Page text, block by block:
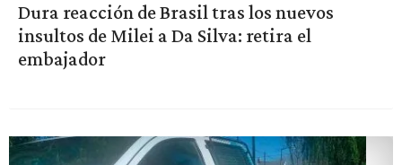
Dura reacción de Brasil tras los nuevos
insultos de Milei a Da Silva: retira el
embajador